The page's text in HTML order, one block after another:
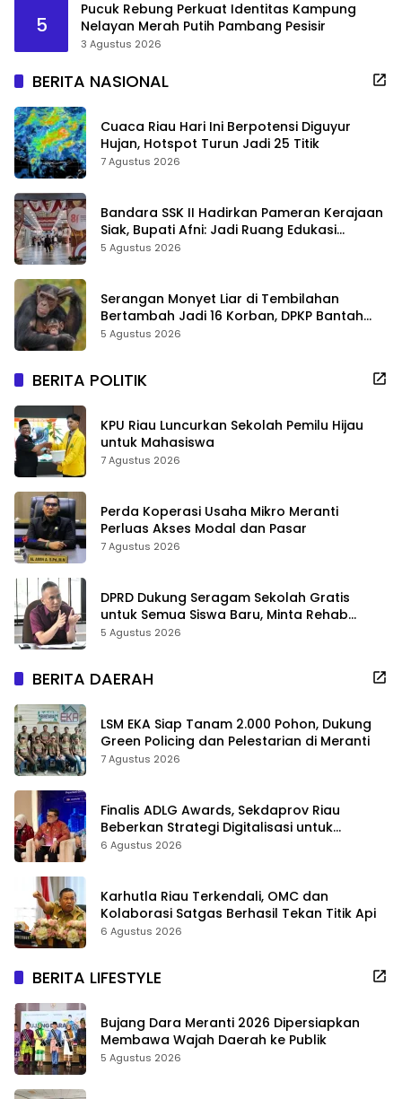
5
Pucuk Rebung Perkuat Identitas Kampung
Nelayan Merah Putih Pambang Pesisir
3 Agustus 2026
BERITA NASIONAL
Cuaca Riau Hari Ini Berpotensi Diguyur
Hujan, Hotspot Turun Jadi 25 Titik
7 Agustus 2026
Bandara SSK II Hadirkan Pameran Kerajaan
Siak, Bupati Afni: Jadi Ruang Edukasi
Sejarah Riau
5 Agustus 2026
Serangan Monyet Liar di Tembilahan
Bertambah Jadi 16 Korban, DPKP Bantah
Video Gerombolan Viral
5 Agustus 2026
BERITA POLITIK
KPU Riau Luncurkan Sekolah Pemilu Hijau
untuk Mahasiswa
7 Agustus 2026
Perda Koperasi Usaha Mikro Meranti
Perluas Akses Modal dan Pasar
7 Agustus 2026
DPRD Dukung Seragam Sekolah Gratis
untuk Semua Siswa Baru, Minta Rehab
Sekolah Jangan Dikurangi
5 Agustus 2026
BERITA DAERAH
LSM EKA Siap Tanam 2.000 Pohon, Dukung
Green Policing dan Pelestarian di Meranti
7 Agustus 2026
Finalis ADLG Awards, Sekdaprov Riau
Beberkan Strategi Digitalisasi untuk
Tingkatkan Layanan Publik
6 Agustus 2026
Karhutla Riau Terkendali, OMC dan
Kolaborasi Satgas Berhasil Tekan Titik Api
6 Agustus 2026
BERITA LIFESTYLE
Bujang Dara Meranti 2026 Dipersiapkan
Membawa Wajah Daerah ke Publik
5 Agustus 2026